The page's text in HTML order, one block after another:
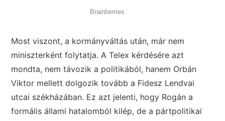
Most viszont, a kormányváltás után, már nem
miniszterként folytatja. A Telex kérdésére azt
mondta, nem távozik a politikából, hanem Orbán
Viktor mellett dolgozik tovább a Fidesz Lendvai
utcai székházában. Ez azt jelenti, hogy Rogán a
formális állami hatalomból kilép, de a pártpolitikai